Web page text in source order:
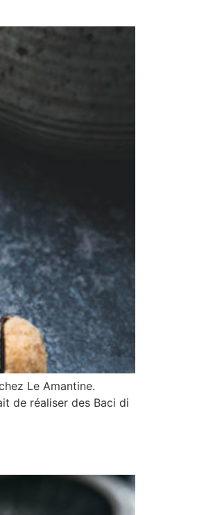
Le Amantine.
de réaliser des Baci di